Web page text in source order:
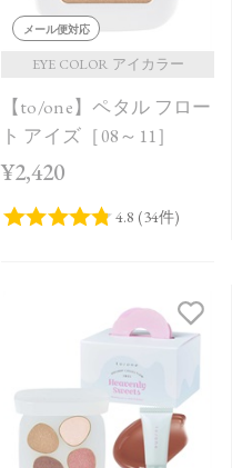
メール便対応
EYE COLOR アイカラー
【to/one】ペタル フロー
ト アイズ［08～11］
¥2,420